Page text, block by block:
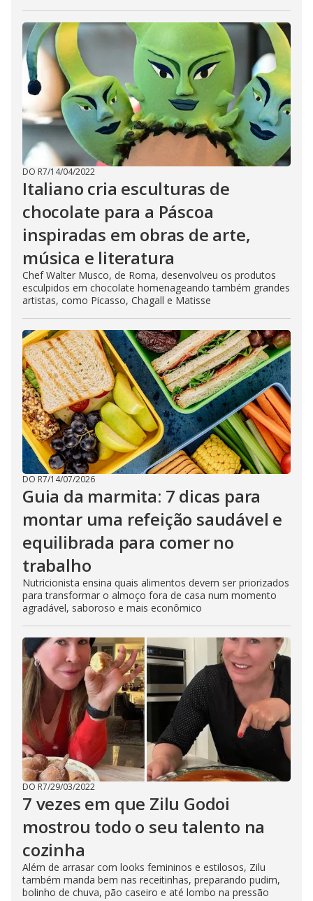
DO R7/14/04/2022
Italiano cria esculturas de
chocolate para a Páscoa
inspiradas em obras de arte,
música e literatura
Chef Walter Musco, de Roma, desenvolveu os produtos
esculpidos em chocolate homenageando também grandes
artistas, como Picasso, Chagall e Matisse
DO R7/14/07/2026
Guia da marmita: 7 dicas para
montar uma refeição saudável e
equilibrada para comer no
trabalho
Nutricionista ensina quais alimentos devem ser priorizados
para transformar o almoço fora de casa num momento
agradável, saboroso e mais econômico
DO R7/29/03/2022
7 vezes em que Zilu Godoi
mostrou todo o seu talento na
cozinha
Além de arrasar com looks femininos e estilosos, Zilu
também manda bem nas receitinhas, preparando pudim,
bolinho de chuva, pão caseiro e até lombo na pressão